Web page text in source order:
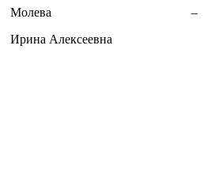
Молева
Ирина Алексеевна
–